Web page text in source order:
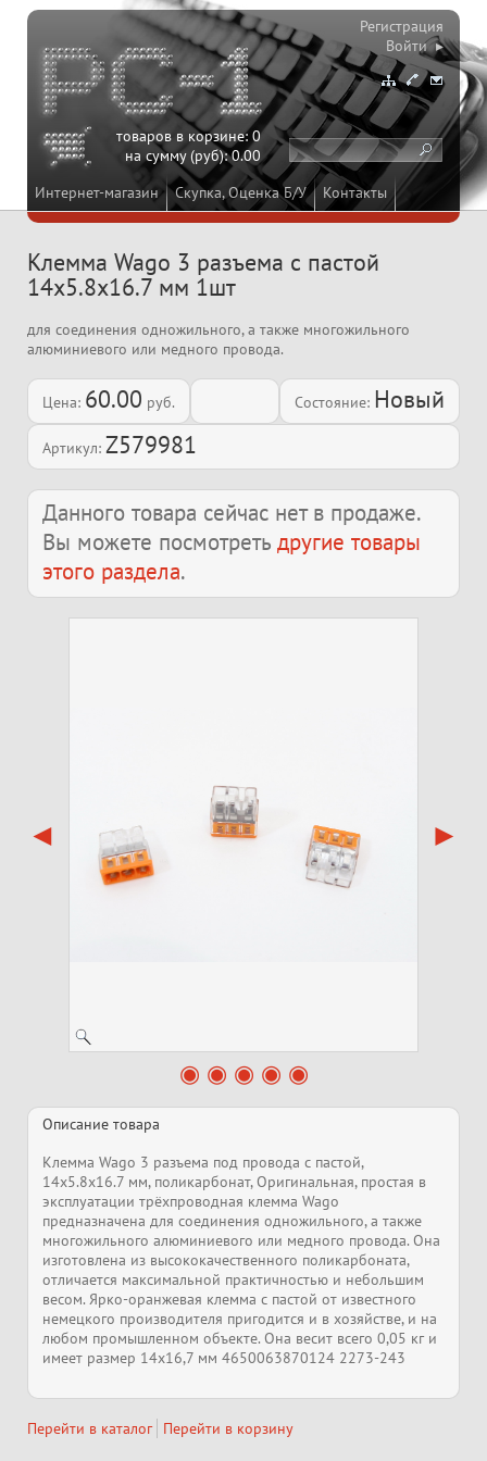
Интернет-магазин Скупка, Оценка Б/У Контакты
товаров в корзине:0
на сумму (руб):0.00
Регистрация
Войти ▸
Клемма Wago 3 разъема с пастой
14х5.8х16.7 мм 1шт
для соединения одножильного, а также многожильного
алюминиевого или медного провода.
Цена: 60.00 руб. Состояние: Новый
Артикул: Z579981
Данного товара сейчас нет в продаже.
Вы можете посмотреть другие товары
этого раздела.
Описание товара
Клемма Wago 3 разъема под провода с пастой,
14х5.8х16.7 мм, поликарбонат, Оригинальная, простая в
эксплуатации трёхпроводная клемма Wago
предназначена для соединения одножильного, а также
многожильного алюминиевого или медного провода. Она
изготовлена из высококачественного поликарбоната,
отличается максимальной практичностью и небольшим
весом. Ярко-оранжевая клемма с пастой от известного
немецкого производителя пригодится и в хозяйстве, и на
любом промышленном объекте. Она весит всего 0,05 кг и
имеет размер 14х16,7 мм 4650063870124 2273-243
Перейти в каталог Перейти в корзину